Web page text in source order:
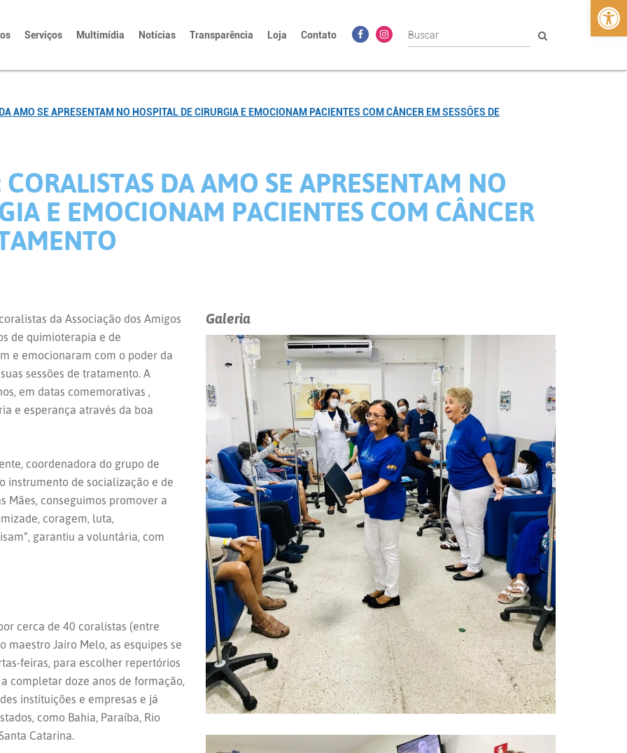
Serviços Multimídia Notícias Transparência Loja Contato
AMO SE APRESENTAM NO HOSPITAL DE CIRURGIA E EMOCIONAM PACIENTES COM CÂNCER EM SESSÕES DE
CORALISTAS DA AMO SE APRESENTAM NO
E EMOCIONAM PACIENTES COM CÂNCER
Galeria
da Associação dos Amigos
de quimioterapia e de
e emocionaram com o poder da
sessões de tratamento. A
em datas comemorativas ,
e esperança através da boa
coordenadora do grupo de
instrumento de socialização e de
Mães, conseguimos promover a
coragem, luta,
garantiu a voluntária, com
cerca de 40 coralistas (entre
maestro Jairo Melo, as esquipes se
feiras, para escolher repertórios
completar doze anos de formação,
instituições e empresas e já
como Bahia, Paraíba, Rio
Catarina.